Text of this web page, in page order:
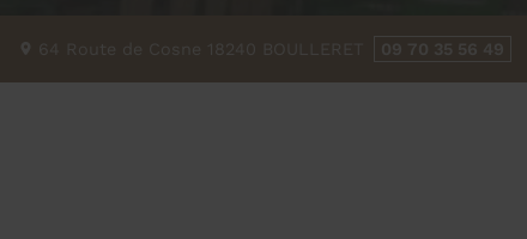
64 Route de Cosne 18240 BOULLERET 09 70 35 56 49